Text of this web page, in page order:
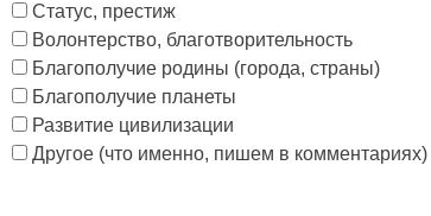
Статус, престиж
Волонтерство, благотворительность
Благополучие родины (города, страны)
Благополучие планеты
Развитие цивилизации
Другое (что именно, пишем в комментариях)